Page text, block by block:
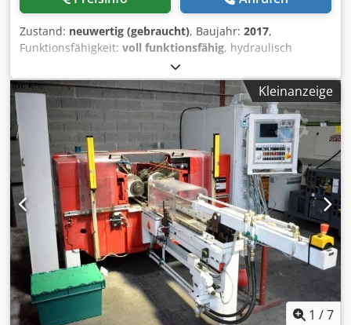
VERSORGUNG - Gesamtantrieb : 21 [kVA] GEWICHT UND
Maschinenhöhe : 2.010 [mm] - Maschinengewicht : 3.600
[kg] MASCHINENSTUNDEN - Stunden unter Strom : 37855
[bst.] - Betriebsstunden : 9578 [bst.] ZUBEHÖR - Steuerung
: Fanuc 31i-B5 - Schnittstelle : RS232 / PCMCIA / RJ45 / USB
- Angetriebene Führungsbuchse - Teile-Entnahme -
Teileauswerfer - Teilebandförder - Späneförderer -
Kühlmitteltank : MULLER COMBILOOP CL2 * mit
Hochdruckpumpe : 100 [bars] - Stangemagazin : IEMCA
BOSS 338 HD / 32 LL - Elektrischen Transformator
Zustand: neuwertig (gebraucht), Baujahr: 2017,
Funktionsfähigkeit: voll funktionsfähig, hydraulisch
betriebene Präzisions-Einstechschleifmaschinen
Rollomatic. Schleifverfahren: zylindrisches
Einstechschleifen, Werkstückdurchmesserbereich: 0,2mm-
6,35mm, Schaftdurchmesserbereich: 1mm-6,35mm,
Werkstück-Gesamtlängenbereich: 30mm-60mm,
Schleifscheibendurchmesser: 200mm,
Schleifspindeldrehzahl: 6000U/min, Werkstückdrehzahl:
800U/min. Maschinendimensionen X/Y/Z: ca.
1100mm/800mm/1300mm, Gewicht: ca. 600kg. Inklusive
Ersatzteile. Dokumentation vorhanden. Dsdpfew Dfd Nox
Adxswa
Kleinanzeige
1 /7